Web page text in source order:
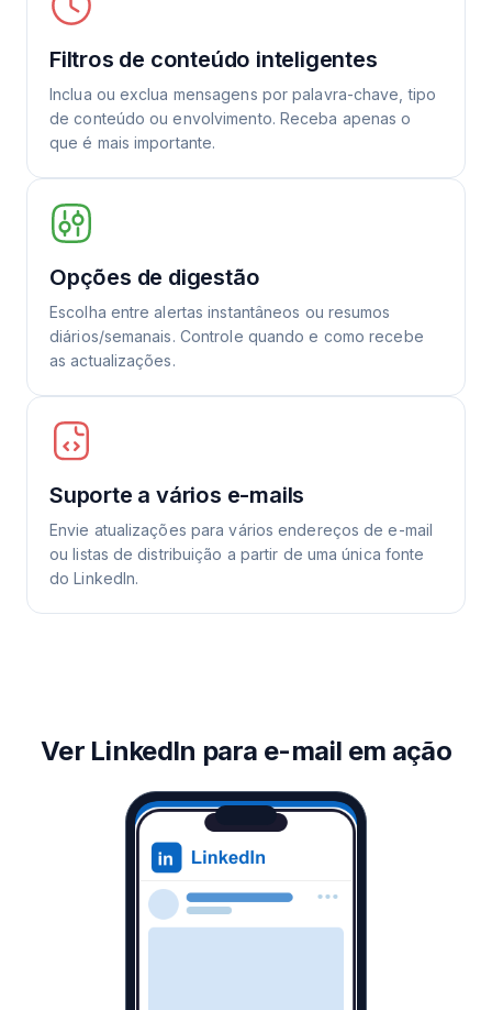
Filtros de conteúdo inteligentes
Inclua ou exclua mensagens por palavra-chave, tipo
de conteúdo ou envolvimento. Receba apenas o
que é mais importante.
Opções de digestão
Escolha entre alertas instantâneos ou resumos
diários/semanais. Controle quando e como recebe
as actualizações.
Suporte a vários e-mails
Envie atualizações para vários endereços de e-mail
ou listas de distribuição a partir de uma única fonte
do LinkedIn.
Ver LinkedIn para e-mail em ação